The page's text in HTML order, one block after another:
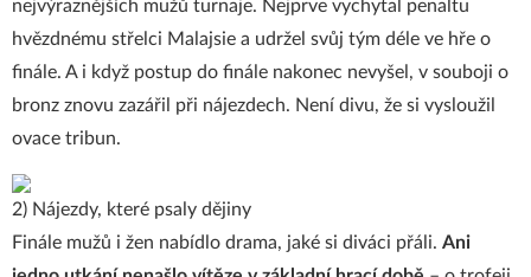
nejvýraznějších mužů turnaje. Nejprve vychytal penaltu
hvězdnému střelci Malajsie a udržel svůj tým déle ve hře o
finále. A i když postup do finále nakonec nevyšel, v souboji o
bronz znovu zazářil při nájezdech. Není divu, že si vysloužil
ovace tribun.
2) Nájezdy, které psaly dějiny
Finále mužů i žen nabídlo drama, jaké si diváci přáli. Ani